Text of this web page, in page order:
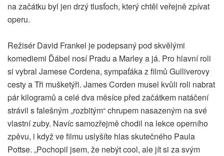
na začátku byl jen drzý tlusťoch, který chtěl veřejně zpívat
operu.
Režisér David Frankel je podepsaný pod skvělými
komediemi Ďábel nosí Pradu a Marley a já. Pro hlavní roli
si vybral Jamese Cordena, sympaťáka z filmů Gulliverovy
cesty a Tři mušketýři. James Corden musel kvůli roli nabrat
pár kilogramů a celé dva měsíce před začátkem natáčení
strávil s falešným „rozbitým“ chrupem nasazeným na své
vlastní zuby. Navíc samozřejmě chodil na lekce operního
zpěvu, i když ve filmu uslyšíte hlas skutečného Paula
Pottse. „Pochopil jsem, že nebýt cool, ale jít si za svým